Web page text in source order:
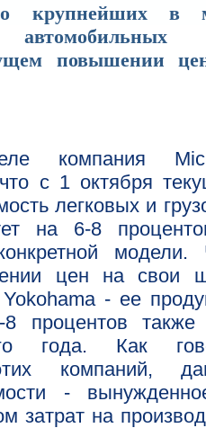
крупнейших в
автомобильных
повышении
компания
с 1 октября
легковых и
на 6-8
модели.
цен на свои
- ее
8 процентов
года. Как
компаний,
-
затрат на